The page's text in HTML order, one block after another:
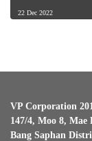
22 Dec 2022
VP Corporation
147/4, Moo 8,
Bang Saphan